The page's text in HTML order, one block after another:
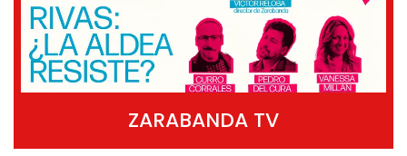
ZARABANDA TV